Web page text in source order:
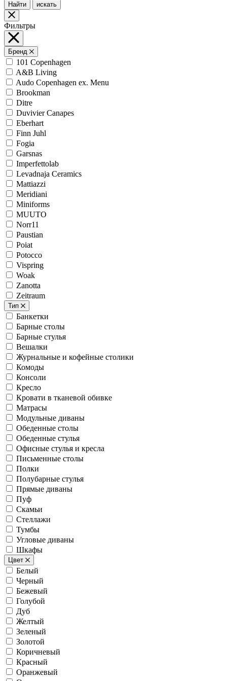
Найти искать
Фильтры
Бренд
101 Copenhagen
A&B Living
Audo Copenhagen ex. Menu
Brookman
Ditre
Duvivier Canapes
Eberhart
Finn Juhl
Fogia
Garsnas
Imperfettolab
Levadnaja Ceramics
Mattiazzi
Meridiani
Miniforms
MUUTO
Norr11
Paustian
Poiat
Potocco
Vispring
Woak
Zanotta
Zeitraum
Тип
Банкетки
Барные столы
Барные стулья
Вешалки
Журнальные и кофейные столики
Комоды
Консоли
Кресло
Кровати в тканевой обивке
Матрасы
Модульные диваны
Обеденные столы
Обеденные стулья
Офисные стулья и кресла
Письменные столы
Полки
Полубарные стулья
Прямые диваны
Пуф
Скамьи
Стеллажи
Тумбы
Угловые диваны
Шкафы
Цвет
Белый
Черный
Бежевый
Голубой
Дуб
Желтый
Зеленый
Золотой
Коричневый
Красный
Оранжевый